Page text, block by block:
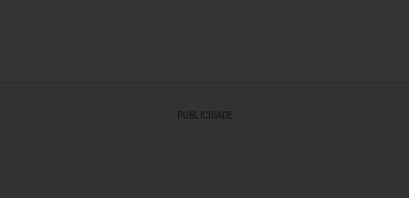
PUBLICIDADE